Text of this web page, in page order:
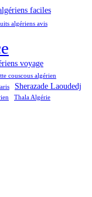
faciles
algériens avis
voyage
couscous algérien
Sherazade Laoudedj
Thala Algérie